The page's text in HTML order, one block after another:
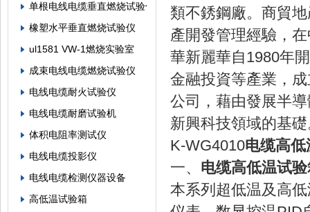
单根电线电缆垂直燃烧试验仪
橡塑水平垂直燃烧试验仪
ul1581 VW-1燃烧实验室
成束电线电缆燃烧试验仪
电线电缆耐火试验仪
电线电缆耐磨试验机
体积电阻率测试仪
电线电缆投影仪
电线电缆检测仪器设备
高低温试验箱
類不銹鋼廠。商貿
產開發管理經驗，
華新麗華自1980年
金融投資等產業，
公司，藉由發展半
新興科技領域的基
K-WG4010电缆高
一、 电缆高低温试
本系列超低温及高